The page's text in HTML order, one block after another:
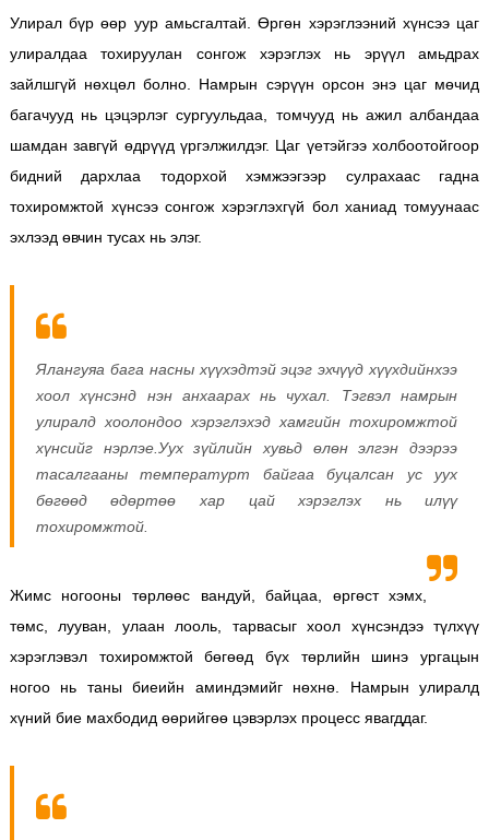
Улирал бүр өөр уур амьсгалтай. Өргөн хэрэглээний хүнсээ цаг
улиралдаа тохируулан сонгож хэрэглэх нь эрүүл амьдрах
зайлшгүй нөхцөл болно. Намрын сэрүүн орсон энэ цаг мөчид
багачууд нь цэцэрлэг сургуульдаа, томчууд нь ажил албандаа
шамдан завгүй өдрүүд үргэлжилдэг. Цаг үетэйгээ холбоотойгоор
бидний дархлаа тодорхой хэмжээгээр сулрахаас гадна
тохиромжтой хүнсээ сонгож хэрэглэхгүй бол ханиад томуунаас
эхлээд өвчин тусах нь элэг.
Ялангуяа бага насны хүүхэдтэй эцэг эхчүүд хүүхдийнхээ
хоол хүнсэнд нэн анхаарах нь чухал. Тэгвэл намрын
улиралд хоолондоо хэрэглэхэд хамгийн тохиромжтой
хүнсийг нэрлэе.Уух зүйлийн хувьд өлөн элгэн дээрээ
тасалгааны температурт байгаа буцалсан ус уух
бөгөөд өдөртөө хар цай хэрэглэх нь илүү
тохиромжтой.
Жимс ногооны төрлөөс вандуй, байцаа, өргөст хэмх,
төмс, лууван, улаан лооль, тарвасыг хоол хүнсэндээ түлхүү
хэрэглэвэл тохиромжтой бөгөөд бүх төрлийн шинэ ургацын
ногоо нь таны биеийн аминдэмийг нөхнө. Намрын улиралд
хүний бие махбодид өөрийгөө цэвэрлэх процесс явагддаг.